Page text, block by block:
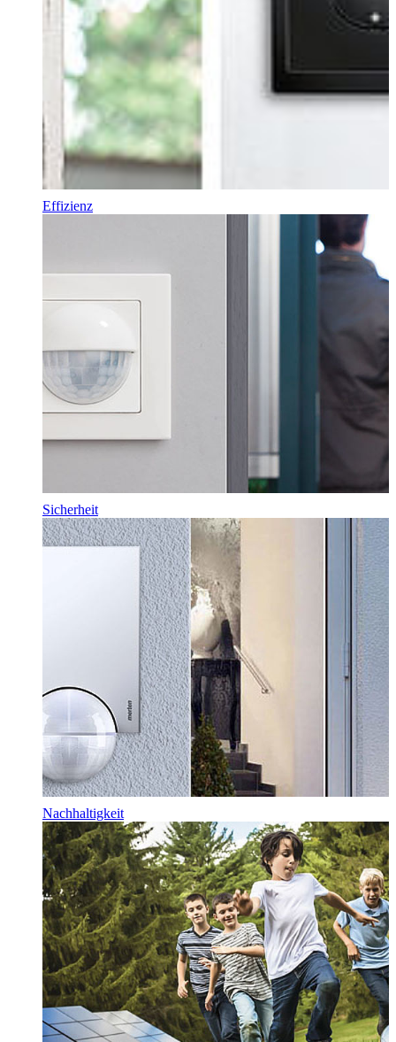
Effizienz
Sicherheit
Nachhaltigkeit